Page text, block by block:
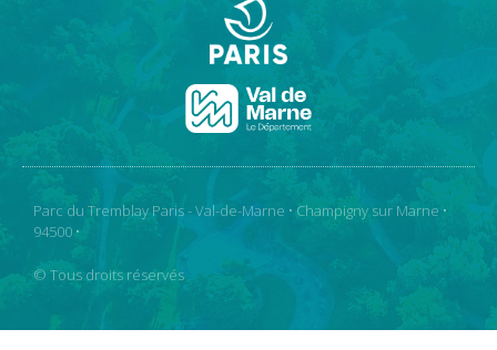
Parc du Tremblay Paris - Val-de-Marne • Champigny sur Marne •
94500 •
© Tous droits réservés